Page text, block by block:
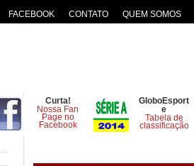
FACEBOOK CONTATO QUEM SOMOS
Curta!
Nossa Fan
Page no
Facebook
GloboEsport
e
Tabela de
classificação